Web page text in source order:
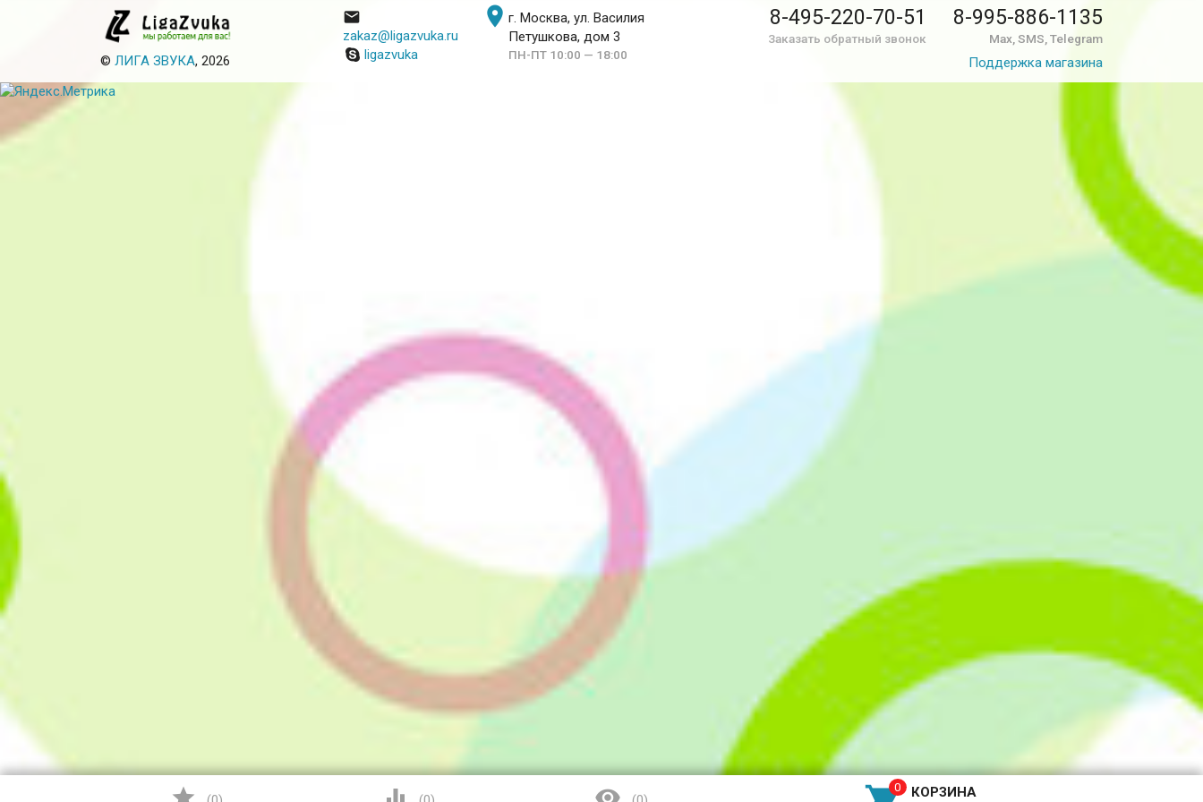
©ЛИГА ЗВУКА, 2026

zakaz@ligazvuka.ru
ligazvuka
г. Москва, ул. Василия
Петушкова, дом 3
ПН-ПТ 10:00 — 18:00
8-495-220-70-51
Заказать обратный звонок
8-995-886-1135
Max, SMS, Telegram
Поддержка магазина
КОРЗИНА